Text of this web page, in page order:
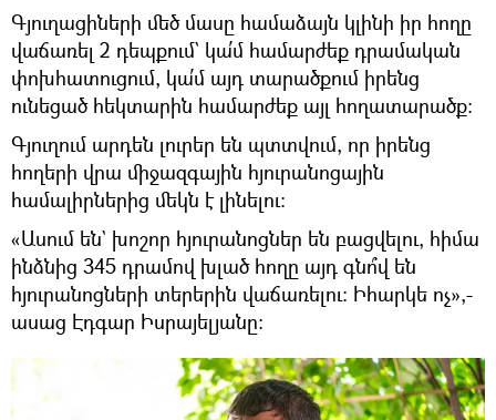
Գյուղացիների մեծ մասը համաձայն կլինի իր հողը
վաճառել 2 դեպքում` կա՛մ համարժեք դրամական
փոխհատուցում, կա՛մ այդ տարածքում իրենց
ունեցած հեկտարին համարժեք այլ հողատարածք։
Գյուղում արդեն լուրեր են պտտվում, որ իրենց
հողերի վրա միջազգային հյուրանոցային
համալիրներից մեկն է լինելու։
«Ասում են` խոշոր հյուրանոցներ են բացվելու, հիմա
ինձնից 345 դրամով խլած հողը այդ գնո՞վ են
հյուրանոցների տերերին վաճառելու։ Իհարկե ոչ»,-
ասաց Էդգար Իսրայելյանը։